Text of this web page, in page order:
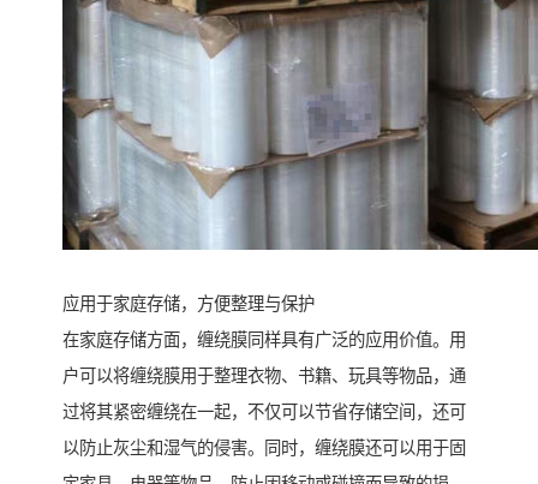
应用于家庭存储，方便整理与保护
在家庭存储方面，缠绕膜同样具有广泛的应用价值。用
户可以将缠绕膜用于整理衣物、书籍、玩具等物品，通
过将其紧密缠绕在一起，不仅可以节省存储空间，还可
以防止灰尘和湿气的侵害。同时，缠绕膜还可以用于固